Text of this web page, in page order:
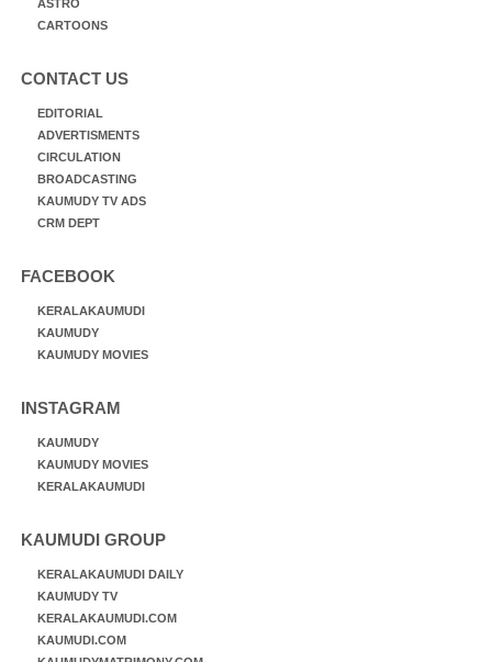
ASTRO
CARTOONS
CONTACT US
EDITORIAL
ADVERTISMENTS
CIRCULATION
BROADCASTING
KAUMUDY TV ADS
CRM DEPT
FACEBOOK
KERALAKAUMUDI
KAUMUDY
KAUMUDY MOVIES
INSTAGRAM
KAUMUDY
KAUMUDY MOVIES
KERALAKAUMUDI
KAUMUDI GROUP
KERALAKAUMUDI DAILY
KAUMUDY TV
KERALAKAUMUDI.COM
KAUMUDI.COM